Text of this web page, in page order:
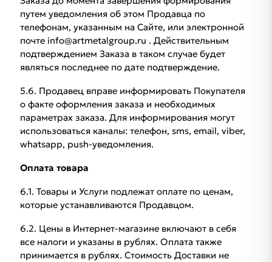
путем уведомления об этом Продавца по
телефонам, указанным на Сайте, или электронной
почте info@artmetalgroup.ru . Действительным
подтверждением Заказа в таком случае будет
являться последнее по дате подтверждение.
5.6. Продавец вправе информировать Покупателя
о факте оформления заказа и необходимых
параметрах заказа. Для информирования могут
использоваться каналы: телефон, sms, email, viber,
whatsapp, push-уведомления.
Оплата товара
6.1. Товары и Услуги подлежат оплате по ценам,
которые устанавливаются Продавцом.
6.2. Цены в Интернет-магазине включают в себя
все налоги и указаны в рублях. Оплата также
принимается в рублях. Стоимость Доставки не